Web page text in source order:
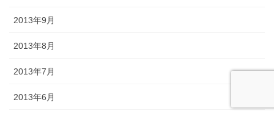
2013年9月
2013年8月
2013年7月
2013年6月